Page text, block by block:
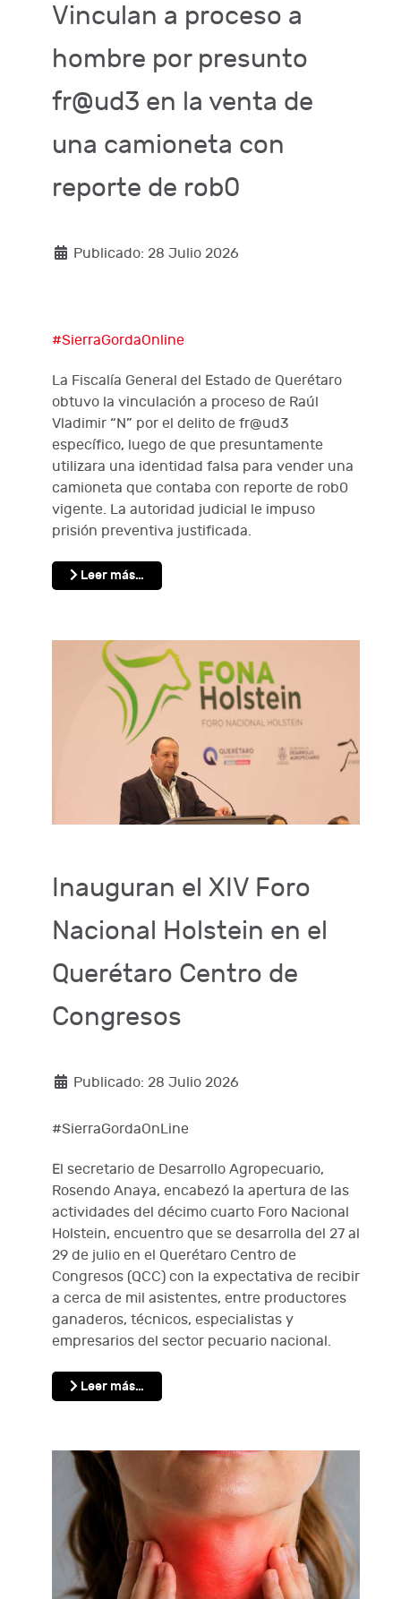
Vinculan a proceso a
hombre por presunto
fr@ud3 en la venta de
una camioneta con
reporte de rob0
Publicado: 28 Julio 2026
#SierraGordaOnline
La Fiscalía General del Estado de Querétaro
obtuvo la vinculación a proceso de Raúl
Vladimir “N” por el delito de fr@ud3
específico, luego de que presuntamente
utilizara una identidad falsa para vender una
camioneta que contaba con reporte de rob0
vigente. La autoridad judicial le impuso
prisión preventiva justificada.
Leer más…
Inauguran el XIV Foro
Nacional Holstein en el
Querétaro Centro de
Congresos
Publicado: 28 Julio 2026
#SierraGordaOnLine
El secretario de Desarrollo Agropecuario,
Rosendo Anaya, encabezó la apertura de las
actividades del décimo cuarto Foro Nacional
Holstein, encuentro que se desarrolla del 27 al
29 de julio en el Querétaro Centro de
Congresos (QCC) con la expectativa de recibir
a cerca de mil asistentes, entre productores
ganaderos, técnicos, especialistas y
empresarios del sector pecuario nacional.
Leer más…